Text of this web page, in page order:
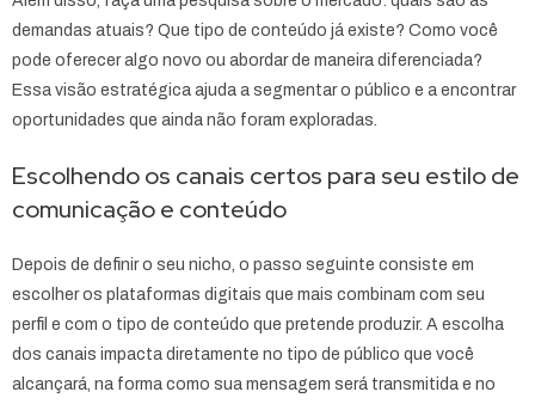
demandas atuais? Que tipo de conteúdo já existe? Como você
pode oferecer algo novo ou abordar de maneira diferenciada?
Essa visão estratégica ajuda a segmentar o público e a encontrar
oportunidades que ainda não foram exploradas.
Escolhendo os canais certos para seu estilo de
comunicação e conteúdo
Depois de definir o seu nicho, o passo seguinte consiste em
escolher os plataformas digitais que mais combinam com seu
perfil e com o tipo de conteúdo que pretende produzir. A escolha
dos canais impacta diretamente no tipo de público que você
alcançará, na forma como sua mensagem será transmitida e no